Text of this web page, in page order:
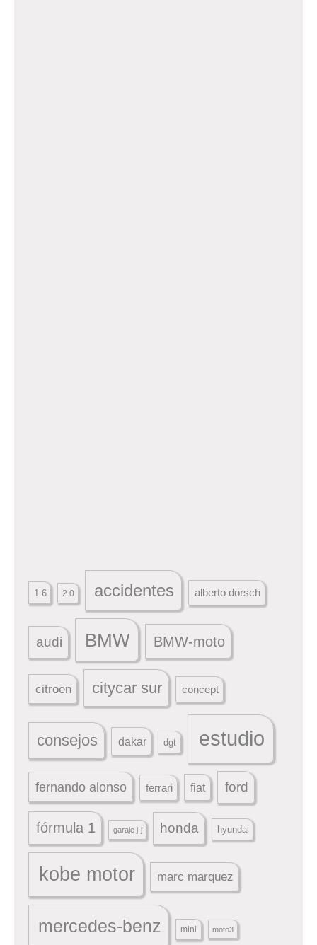
1.6 2.0 accidentes alberto dorsch
audi BMW BMW-moto
citroen citycar sur concept
consejos dakar dgt estudio
fernando alonso ferrari fiat ford
fórmula 1 garaje j-j honda hyundai
kobe motor marc marquez
mercedes-benz mini moto3